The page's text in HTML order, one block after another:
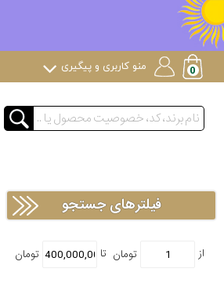
منو کاربری و پیگیری
فیلترهای جستجو